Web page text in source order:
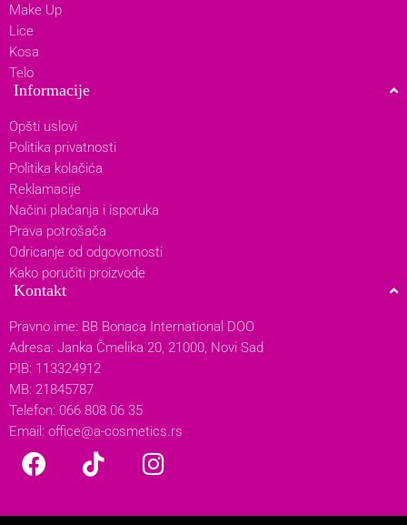
Make Up
Lice
Kosa
Telo
Informacije
Opšti uslovi
Politika privatnosti
Politika kolačića
Reklamacije
Načini plaćanja i isporuka
Prava potrošača
Odricanje od odgovornosti
Kako poručiti proizvode
Kontakt
Pravno ime: BB Bonaca International DOO
Adresa: Janka Čmelika 20, 21000, Novi Sad
PIB: 113324912
MB: 21845787
Telefon: 066 808 06 35
Email: office@a-cosmetics.rs